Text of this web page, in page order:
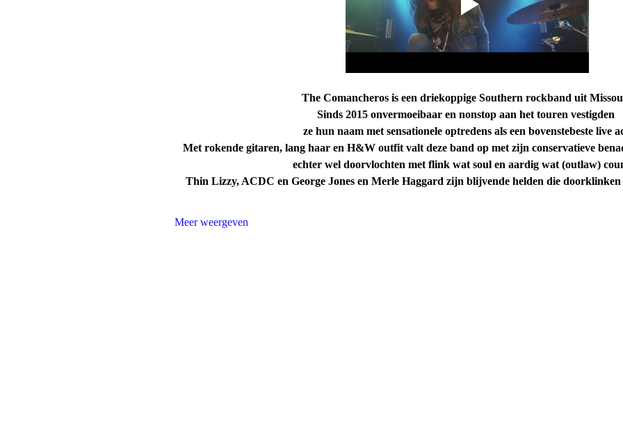
The Comancheros is een driekoppige Southern rockband uit
Sinds 2015 onvermoeibaar en nonstop aan het touren vestigden
ze hun naam met sensationele optredens als een bovenstebeste live
Met rokende gitaren, lang haar en H&W outfit valt deze band op met zijn conservatieve
echter wel doorvlochten met flink wat soul en aardig wat (outlaw)
Thin Lizzy, ACDC en George Jones en Merle Haggard zijn blijvende helden die
Meer weergeven